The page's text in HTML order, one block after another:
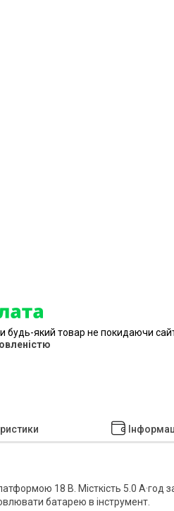
будь-який товар не покидаючи
18 В. Місткість 5.0 А·год
батарею в інструмент.